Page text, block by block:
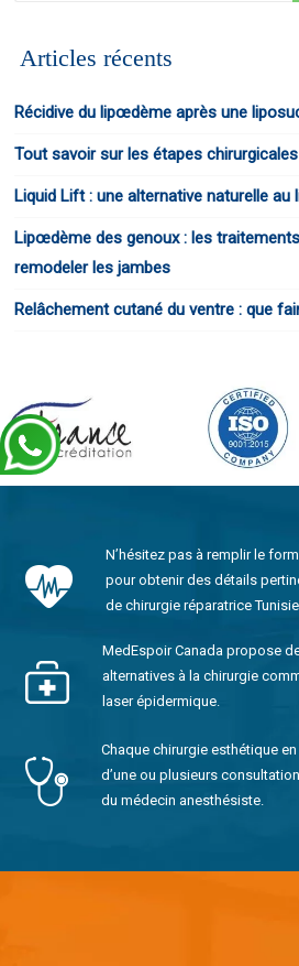
Articles récents
Récidive du lipœdème après une
Tout savoir sur les étapes
Liquid Lift : une alternative naturelle au
Lipœdème des genoux : les
remodeler les jambes
Relâchement cutané du ventre : que
N’hésitez pas à remplir le
pour obtenir des détails
de chirurgie réparatrice Tunisie.
MedEspoir Canada propose
alternatives à la chirurgie
laser épidermique.
Chaque chirurgie esthétique
d’une ou plusieurs
du médecin anesthésiste.